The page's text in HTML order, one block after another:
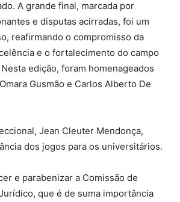
A grande final, marcada por
e disputas acirradas, foi um
reafirmando o compromisso da
e o fortalecimento do campo
edição, foram homenageados
Gusmão e Carlos Alberto De
Jean Cleuter Mendonça,
dos jogos para os universitários.
e parabenizar a Comissão de
que é de suma importância